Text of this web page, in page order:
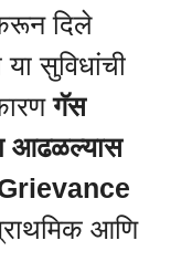
दिले
सुविधांची
गॅस
आढळल्यास
आणि